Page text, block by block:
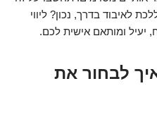
לאיבוד בדרך, נכון? ליווי
ומותאם אישית לכם.
לבחור את